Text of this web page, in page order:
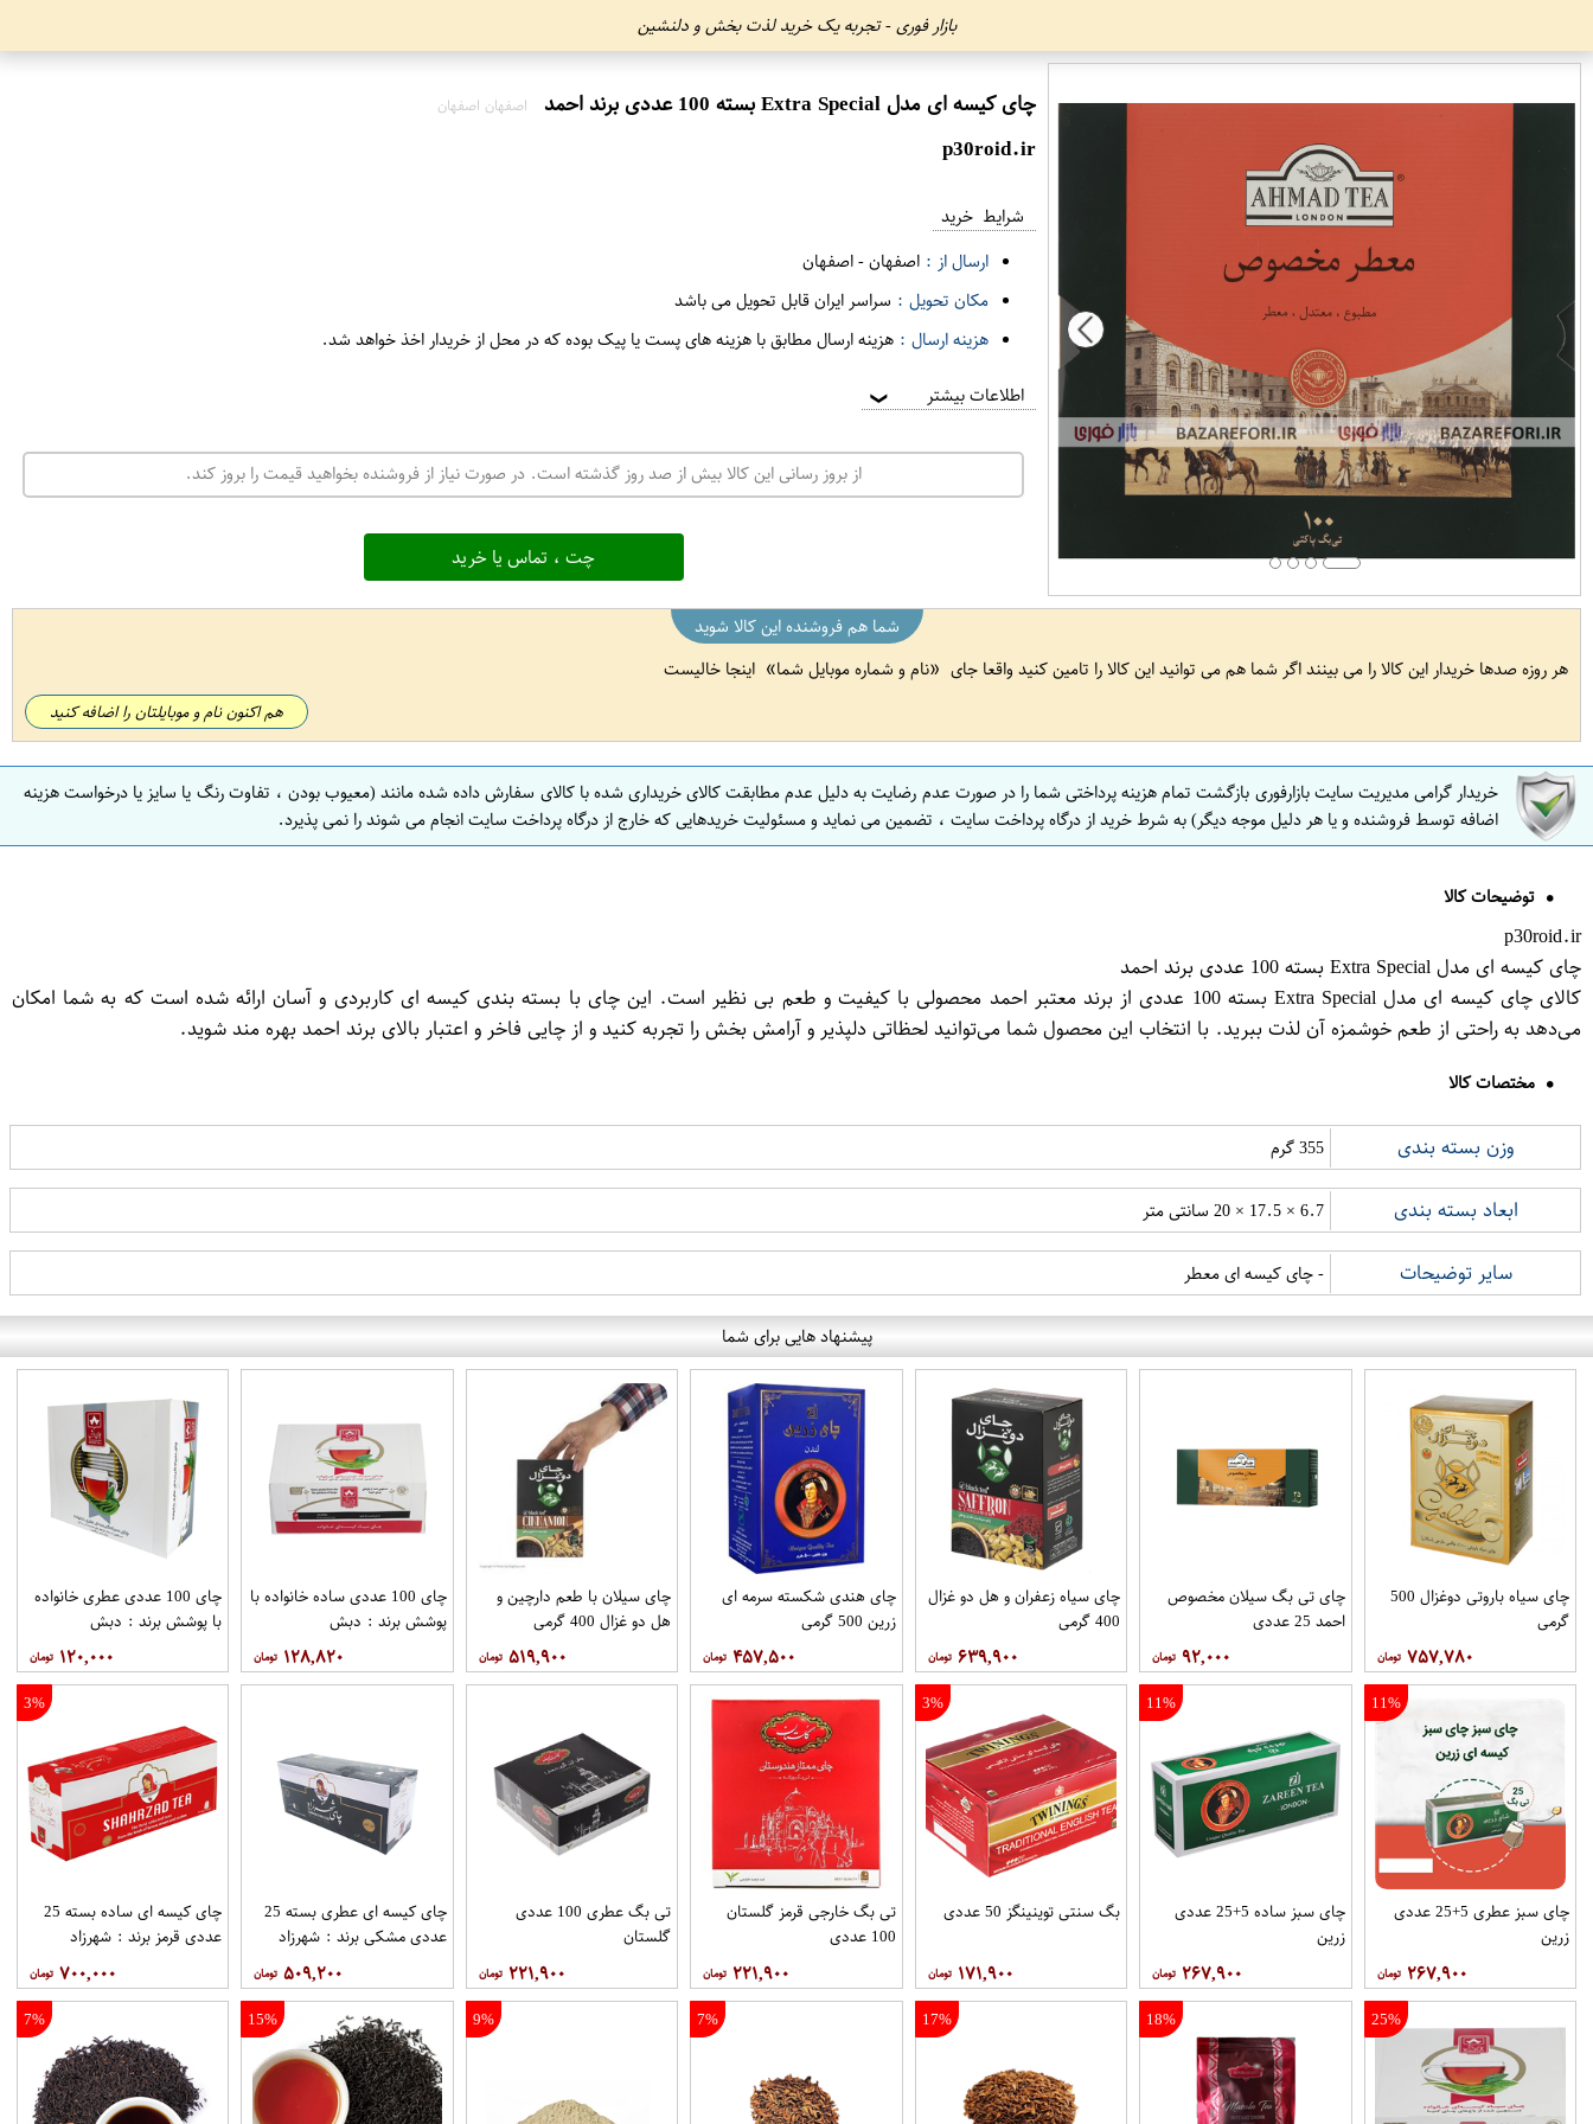
بازار فوری - تجربه یک خرید لذت بخش و دلنشین
چای کیسه ای مدل Extra Special بسته 100 عددی برند احمد اصفهان اصفهان
p30roid.ir
شرایط خرید
ارسال از : اصفهان-اصفهان
مکان تحویل : سراسر ایران قابل تحویل می باشد
هزینه ارسال : هزینه ارسال مطابق با هزینه های پست یا پیک بوده که در محل از خریدار اخذ خواهد شد.
اطلاعات بیشتر ❯
از بروز رسانی این کالا بیش از صد روز گذشته است. در صورت نیاز از فروشنده بخواهید قیمت را بروز کند.
چت ، تماس یا خرید
شما هم فروشنده این کالا شوید
هر روزه صدها خریدار این کالا را می بینند اگر شما هم می توانید این کالا را تامین کنید واقعا جای
نام و شماره موبایل شما اینجا خالیست
هم اکنون نام و موبایلتان را اضافه کنید
خریدار گرامی مدیریت سایت بازارفوری بازگشت تمام هزینه پرداختی شما را در صورت عدم رضایت به دلیل عدم مطابقت کالای خریداری شده با کالای سفارش داده شده مانند (معیوب بودن ، تفاوت رنگ یا سایز یا درخواست هزینه
اضافه توسط فروشنده و یا هر دلیل موجه دیگر) به شرط خرید از درگاه پرداخت سایت ، تضمین می نماید و مسئولیت خریدهایی که خارج از درگاه پرداخت سایت انجام می شوند را نمی پذیرد.
توضیحات کالا
p30roid.ir
چای کیسه ای مدل Extra Special بسته 100 عددی برند احمد
کالای چای کیسه ای مدل Extra Special بسته 100 عددی از برند معتبر احمد محصولی با کیفیت و طعم بی نظیر است. این چای با بسته بندی کیسه ای کاربردی و آسان ارائه شده است که به شما امکان
می‌دهد به راحتی از طعم خوشمزه آن لذت ببرید. با انتخاب این محصول شما می‌توانید لحظاتی دلپذیر و آرامش بخش را تجربه کنید و از چایی فاخر و اعتبار بالای برند احمد بهره مند شوید.
مختصات کالا
وزن بسته بندی 355 گرم
ابعاد بسته بندی 6.7 × 17.5 × 20 سانتی متر
سایر توضیحات - چای کیسه ای معطر
پیشنهاد هایی برای شما
چای سیاه باروتی دوغزال 500
گرمی
۷۵۷,۷۸۰
چای تی بگ سیلان مخصوص
احمد 25 عددی
۹۲,۰۰۰
چای سیاه زعفران و هل دو غزال
400 گرمی
۶۳۹,۹۰۰
چای هندی شکسته سرمه ای
زرین 500 گرمی
۴۵۷,۵۰۰
چای سیلان با طعم دارچین و
هل دو غزال 400 گرمی
۵۱۹,۹۰۰
چای 100 عددی ساده خانواده با
پوشش برند : دبش
۱۲۸,۸۲۰
چای 100 عددی عطری خانواده
با پوشش برند : دبش
۱۲۰,۰۰۰
11%
چای سبز عطری 5+25 عددی
زرین
۲۶۷,۹۰۰
11%
چای سبز ساده 5+25 عددی
زرین
۲۶۷,۹۰۰
3%
بگ سنتی توینینگز 50 عددی
۱۷۱,۹۰۰
تی بگ خارجی قرمز گلستان
100 عددی
۲۲۱,۹۰۰
تی بگ عطری 100 عددی
گلستان
۲۲۱,۹۰۰
چای کیسه ای عطری بسته 25
عددی مشکی برند : شهرزاد
۵۰۹,۲۰۰
3%
چای کیسه ای ساده بسته 25
عددی قرمز برند : شهرزاد
۷۰۰,۰۰۰
25%
18%
17%
7%
9%
15%
7%